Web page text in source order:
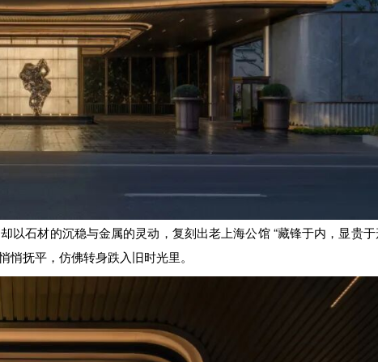
石材的沉稳与金属的灵动，复刻出老上海公馆 “藏锋于内，显贵于
抚平，仿佛转身跌入旧时光里。